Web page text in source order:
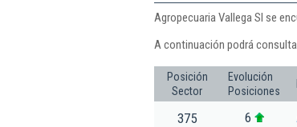
Agropecuaria Vallega Sl se
A continuación podrá
Posición
Sector
Evolución
Posiciones
375 6